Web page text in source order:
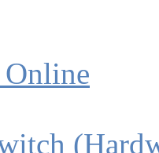
Online